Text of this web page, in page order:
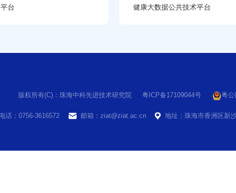
台 健康大数据公共技术平台
版权所有(C)：珠海中科先进技术研究院 粤ICP备17109044号 粤公
电话：0756-3616572 邮箱：ziat@ziat.ac.cn
地址：珠海市香洲区新